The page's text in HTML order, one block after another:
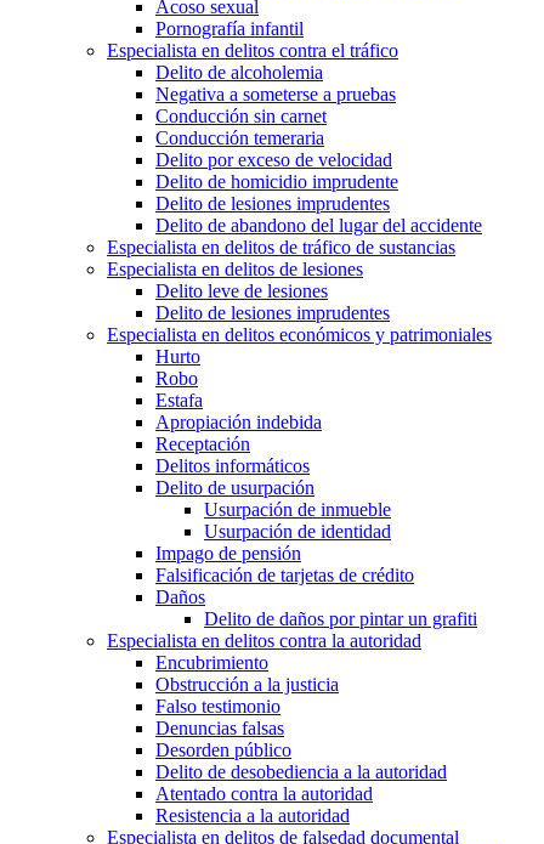
Acoso sexual
Pornografía infantil
Especialista en delitos contra el tráfico
Delito de alcoholemia
Negativa a someterse a pruebas
Conducción sin carnet
Conducción temeraria
Delito por exceso de velocidad
Delito de homicidio imprudente
Delito de lesiones imprudentes
Delito de abandono del lugar del accidente
Especialista en delitos de tráfico de sustancias
Especialista en delitos de lesiones
Delito leve de lesiones
Delito de lesiones imprudentes
Especialista en delitos económicos y patrimoniales
Hurto
Robo
Estafa
Apropiación indebida
Receptación
Delitos informáticos
Delito de usurpación
Usurpación de inmueble
Usurpación de identidad
Impago de pensión
Falsificación de tarjetas de crédito
Daños
Delito de daños por pintar un grafiti
Especialista en delitos contra la autoridad
Encubrimiento
Obstrucción a la justicia
Falso testimonio
Denuncias falsas
Desorden público
Delito de desobediencia a la autoridad
Atentado contra la autoridad
Resistencia a la autoridad
Especialista en delitos de falsedad documental